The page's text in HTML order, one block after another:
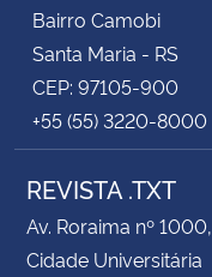
Bairro Camobi
Santa Maria - RS
CEP: 97105-900
+55 (55) 3220-8000
REVISTA .TXT
Av. Roraima nº 1000,
Cidade Universitária